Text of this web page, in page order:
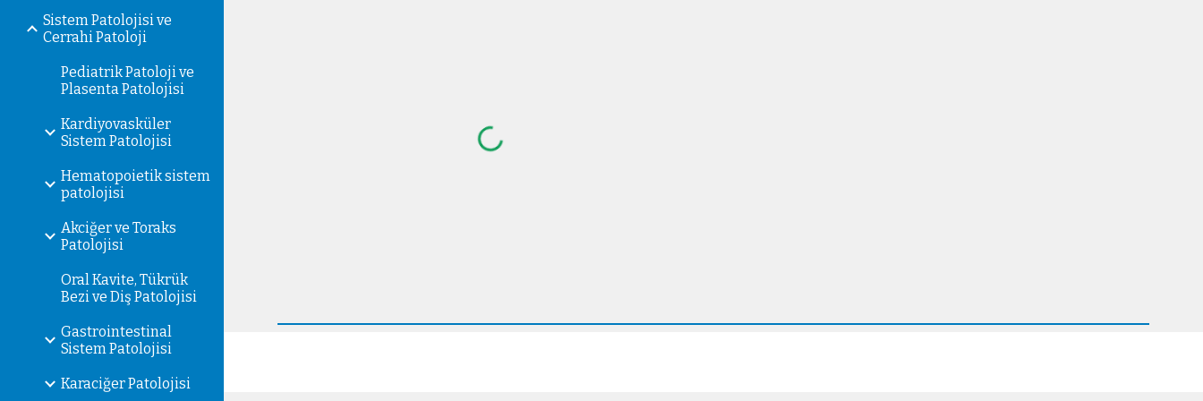
Sistem Patolojisi ve
Cerrahi Patoloji
Pediatrik Patoloji ve
Plasenta Patolojisi
Kardiyovasküler
Sistem Patolojisi
Hematopoietik sistem
patolojisi
Akciğer ve Toraks
Patolojisi
Oral Kavite, Tükrük
Bezi ve Diş Patolojisi
Gastrointestinal
Sistem Patolojisi
Karaciğer Patolojisi